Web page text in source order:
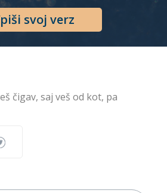
svoj verz
čigav, saj veš od kot, pa